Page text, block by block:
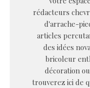
rédacteurs
d'arrache-
articles
des idées
bricoleur
décoration
trouverez ici de